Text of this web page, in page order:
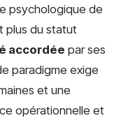
psychologique de
plus du statut
accordée par ses
paradigme exige
et une
opérationnelle et